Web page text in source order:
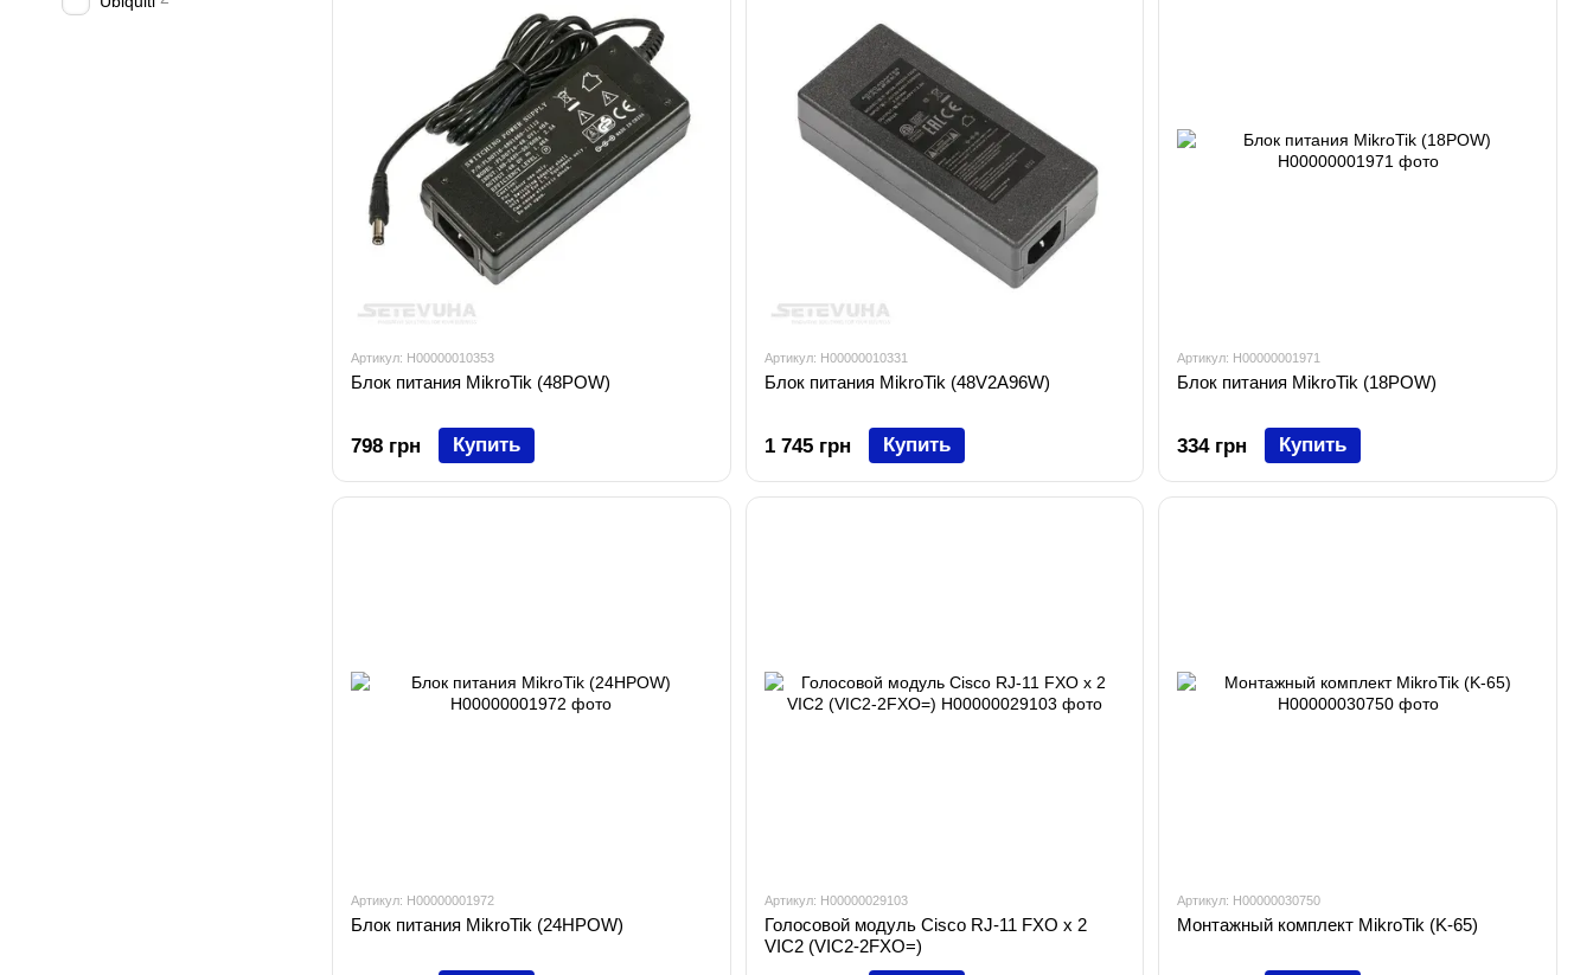
Артикул: H00000010353
Блок питания MikroTik (48POW)
798 грн Купить
Артикул: H00000010331
Блок питания MikroTik (48V2A96W)
1 745 грн Купить
Артикул: H00000001971
Блок питания MikroTik (18POW)
334 грн Купить
Артикул: H00000001972
Блок питания MikroTik (24HPOW)
Артикул: H00000029103
Голосовой модуль Cisco RJ-11 FXO х 2
VIC2 (VIC2-2FXO=)
Артикул: H00000030750
Монтажный комплект MikroTik (K-65)